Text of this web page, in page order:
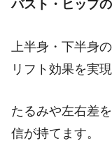
バスト・ヒップ
上半身・下半身
リフト効果を実現
たるみや左右差
信が持てます。